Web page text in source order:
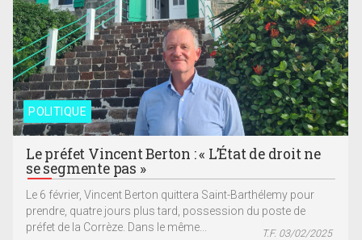
POLITIQUE
Le préfet Vincent Berton : « L’État de droit ne
se segmente pas »
Le 6 février, Vincent Berton quittera Saint-Barthélemy pour
prendre, quatre jours plus tard, possession du poste de
préfet de la Corrèze. Dans le même...
T.F. 03/02/2025